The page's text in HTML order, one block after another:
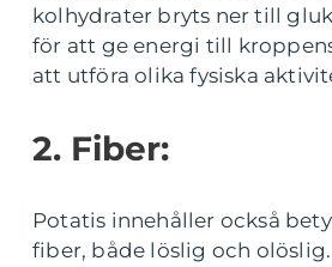
kolhydrater bryts ner till
för att ge energi till
att utföra olika fysiska
2. Fiber:
Potatis innehåller också
fiber, både löslig och